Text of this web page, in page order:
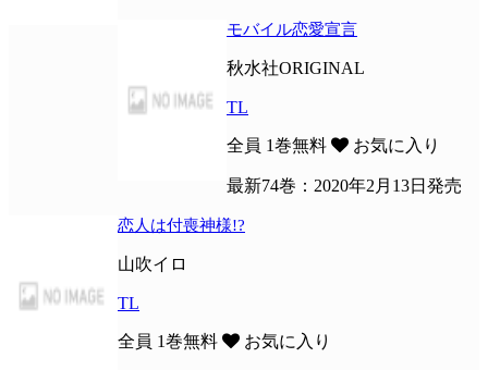
モバイル恋愛宣言
秋水社ORIGINAL
TL
全員 1巻無料 お気に入り
最新74巻：2020年2月13日発売
恋人は付喪神様!?
山吹イロ
TL
全員 1巻無料 お気に入り